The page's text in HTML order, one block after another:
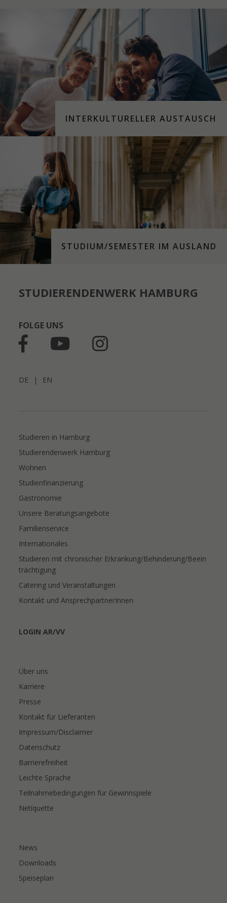
INTERKULTURELLER AUSTAUSCH
STUDIUM/SEMESTER IM AUSLAND
STUDIERENDENWERK HAMBURG
FOLGE UNS
DE | EN
Studieren in Hamburg
Studierendenwerk Hamburg
Wohnen
Studienfinanzierung
Gastronomie
Unsere Beratungsangebote
Familienservice
Internationales
Studieren mit chronischer Erkrankung/Behinderung/Beein
trächtigung
Catering und Veranstaltungen
Kontakt und AnsprechpartnerInnen
LOGIN AR/VV
Über uns
Karriere
Presse
Kontakt für Lieferanten
Impressum/Disclaimer
Datenschutz
Barrierefreiheit
Leichte Sprache
Teilnahmebedingungen für Gewinnspiele
Netiquette
News
Downloads
Speiseplan